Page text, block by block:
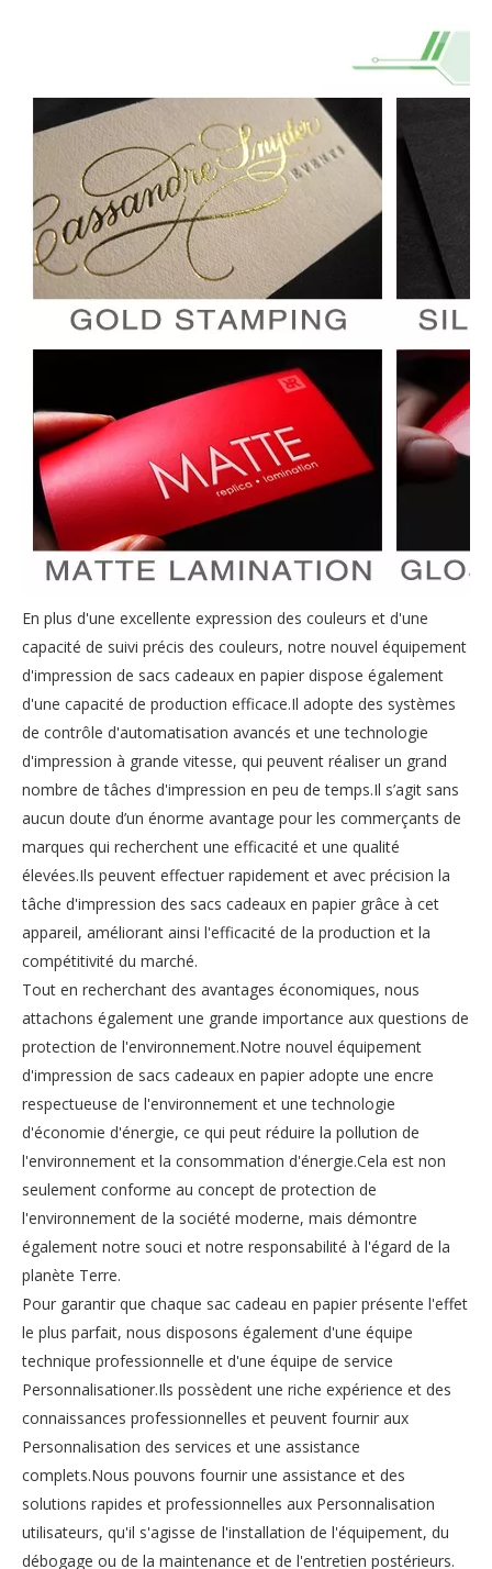
En plus d'une excellente expression des couleurs et d'une
capacité de suivi précis des couleurs, notre nouvel équipement
d'impression de sacs cadeaux en papier dispose également
d'une capacité de production efficace.Il adopte des systèmes
de contrôle d'automatisation avancés et une technologie
d'impression à grande vitesse, qui peuvent réaliser un grand
nombre de tâches d'impression en peu de temps.Il s’agit sans
aucun doute d’un énorme avantage pour les commerçants de
marques qui recherchent une efficacité et une qualité
élevées.Ils peuvent effectuer rapidement et avec précision la
tâche d'impression des sacs cadeaux en papier grâce à cet
appareil, améliorant ainsi l'efficacité de la production et la
compétitivité du marché.
Tout en recherchant des avantages économiques, nous
attachons également une grande importance aux questions de
protection de l'environnement.Notre nouvel équipement
d'impression de sacs cadeaux en papier adopte une encre
respectueuse de l'environnement et une technologie
d'économie d'énergie, ce qui peut réduire la pollution de
l'environnement et la consommation d'énergie.Cela est non
seulement conforme au concept de protection de
l'environnement de la société moderne, mais démontre
également notre souci et notre responsabilité à l'égard de la
planète Terre.
Pour garantir que chaque sac cadeau en papier présente l'effet
le plus parfait, nous disposons également d'une équipe
technique professionnelle et d'une équipe de service
Personnalisationer.Ils possèdent une riche expérience et des
connaissances professionnelles et peuvent fournir aux
Personnalisation des services et une assistance
complets.Nous pouvons fournir une assistance et des
solutions rapides et professionnelles aux Personnalisation
utilisateurs, qu'il s'agisse de l'installation de l'équipement, du
débogage ou de la maintenance et de l'entretien postérieurs.